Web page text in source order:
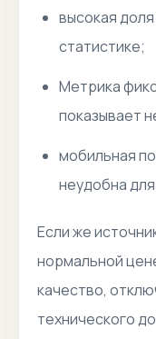
высокая
статистике;
Метрика
показывает
мобильная
неудобна для
Если же
нормальной
качество,
технического